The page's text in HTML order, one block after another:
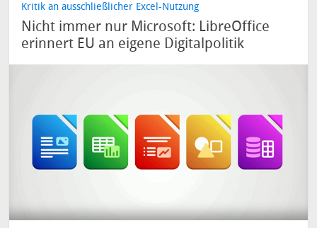
Kritik an ausschließlicher Excel-Nutzung
Nicht immer nur Microsoft: LibreOffice
erinnert EU an eigene Digitalpolitik